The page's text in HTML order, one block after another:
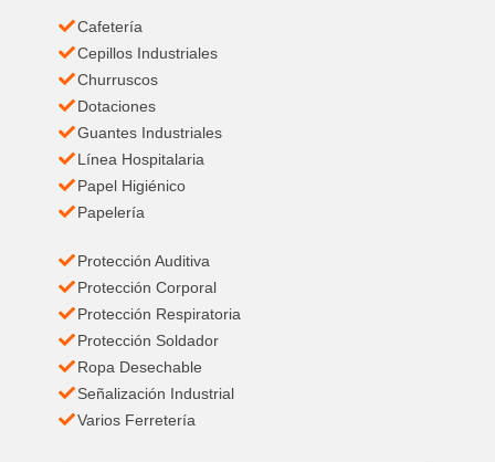
Cafetería
Cepillos Industriales
Churruscos
Dotaciones
Guantes Industriales
Línea Hospitalaria
Papel Higiénico
Papelería
Protección Auditiva
Protección Corporal
Protección Respiratoria
Protección Soldador
Ropa Desechable
Señalización Industrial
Varios Ferretería